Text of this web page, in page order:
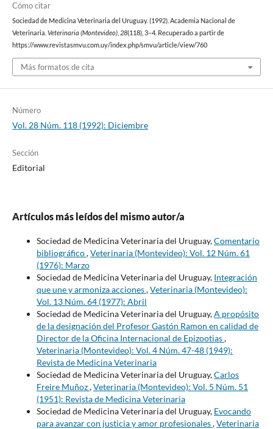
Cómo citar
Sociedad de Medicina Veterinaria del Uruguay. (1992). Academia Nacional de
Veterinaria. Veterinaria (Montevideo), 28(118), 3–4. Recuperado a partir de
https://www.revistasmvu.com.uy/index.php/smvu/article/view/760
Más formatos de cita
Número
Vol. 28 Núm. 118 (1992): Diciembre
Sección
Editorial
Artículos más leídos del mismo autor/a
Sociedad de Medicina Veterinaria del Uruguay,Comentario
bibliográfico,Veterinaria (Montevideo): Vol. 12 Núm. 61
(1976): Marzo
Sociedad de Medicina Veterinaria del Uruguay, Integración
que une y armoniza acciones,Veterinaria (Montevideo):
Vol. 13 Núm. 64 (1977): Abril
Sociedad de Medicina Veterinaria del Uruguay,A propósito
de la designación del Profesor Gastón Ramon en calidad de
Director de la Oficina Internacional de Epizootias,
Veterinaria (Montevideo): Vol. 4 Núm. 47-48 (1949):
Revista de Medicina Veterinaria
Sociedad de Medicina Veterinaria del Uruguay,Carlos
Freire Muñoz,Veterinaria (Montevideo): Vol. 5 Núm. 51
(1951): Revista de Medicina Veterinaria
Sociedad de Medicina Veterinaria del Uruguay, Evocando
para avanzar con justicia y amor profesionales,Veterinaria